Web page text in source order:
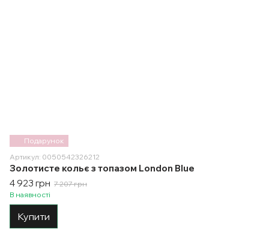
Подарунок
Артикул: 0050542326212
Золотисте кольє з топазом London Blue
4 923 грн 7 207 грн
В наявності
Купити